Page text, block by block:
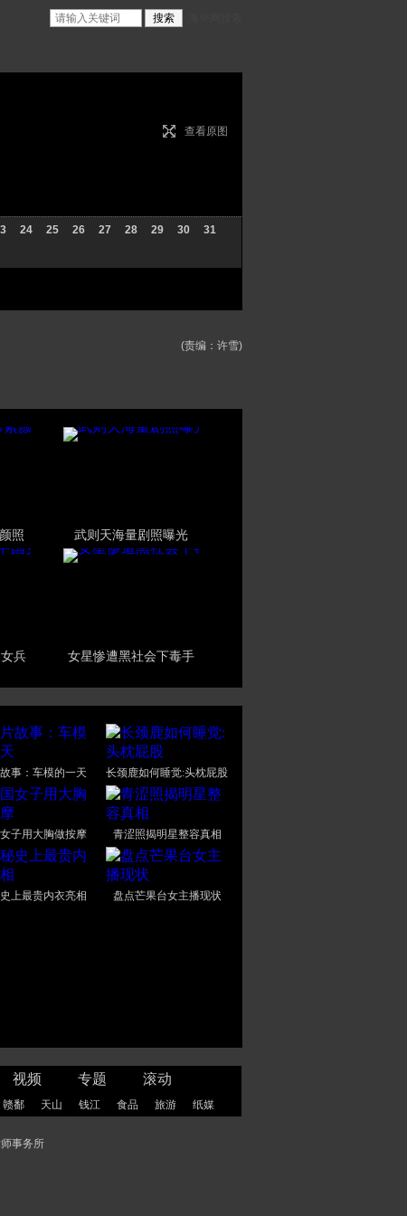
查看原图
24 25 26 27 28 29 30
31
(责编：许雪)
照 武则天海量剧照曝光
兵 女星惨遭黑社会下毒手
事：车模的一天 长颈鹿如何睡觉:头枕屁股
子用大胸做按摩 青涩照揭明星整容真相
上最贵内衣亮相 盘点芒果台女主播现状
视频 专题 滚动
赣鄱 天山 钱江 食品 旅游 纸媒
事务所